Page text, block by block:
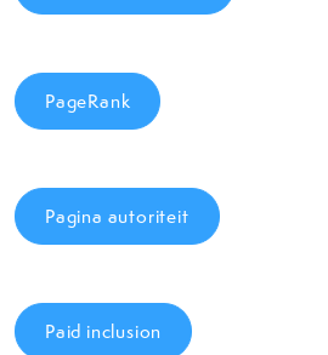
PageRank
Pagina autoriteit
Paid inclusion